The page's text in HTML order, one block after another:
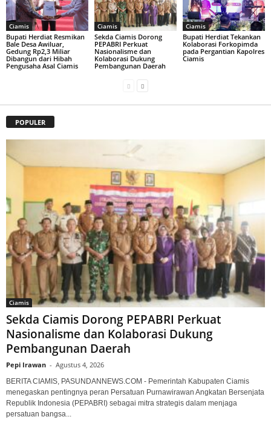
Ciamis
Bupati Herdiat Resmikan
Bale Desa Awiluar,
Gedung Rp2,3 Miliar
Dibangun dari Hibah
Pengusaha Asal Ciamis
Ciamis
Sekda Ciamis Dorong
PEPABRI Perkuat
Nasionalisme dan
Kolaborasi Dukung
Pembangunan Daerah
Ciamis
Bupati Herdiat Tekankan
Kolaborasi Forkopimda
pada Pergantian Kapolres
Ciamis
POPULER
Ciamis
Sekda Ciamis Dorong PEPABRI Perkuat
Nasionalisme dan Kolaborasi Dukung
Pembangunan Daerah
Pepi Irawan - Agustus 4, 2026
BERITA CIAMIS, PASUNDANNEWS.COM - Pemerintah Kabupaten Ciamis
menegaskan pentingnya peran Persatuan Purnawirawan Angkatan Bersenjata
Republik Indonesia (PEPABRI) sebagai mitra strategis dalam menjaga
persatuan bangsa...